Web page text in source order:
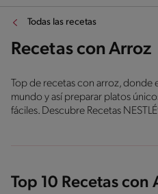
Todas las recetas
Recetas con Arroz
Top de recetas con arroz,
mundo y así preparar platos
fáciles. Descubre Recetas
Top 10 Recetas con